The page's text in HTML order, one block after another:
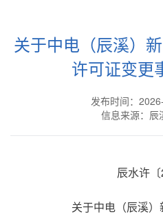
关于中电（辰溪）
许可证变更
发布时间：
信息来源：辰
辰水许
关于中电（辰溪